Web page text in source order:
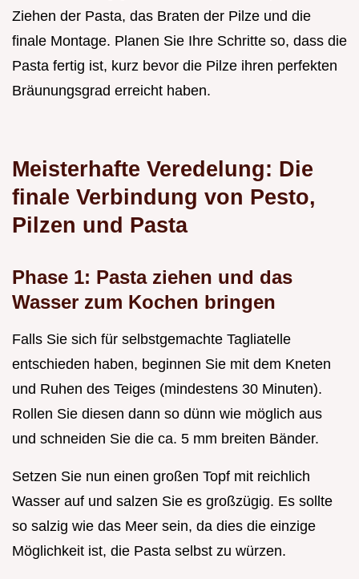
Ziehen der Pasta, das Braten der Pilze und die
finale Montage. Planen Sie Ihre Schritte so, dass die
Pasta fertig ist, kurz bevor die Pilze ihren perfekten
Bräunungsgrad erreicht haben.
Meisterhafte Veredelung: Die
finale Verbindung von Pesto,
Pilzen und Pasta
Phase 1: Pasta ziehen und das
Wasser zum Kochen bringen
Falls Sie sich für selbstgemachte Tagliatelle
entschieden haben, beginnen Sie mit dem Kneten
und Ruhen des Teiges (mindestens 30 Minuten).
Rollen Sie diesen dann so dünn wie möglich aus
und schneiden Sie die ca. 5 mm breiten Bänder.
Setzen Sie nun einen großen Topf mit reichlich
Wasser auf und salzen Sie es großzügig. Es sollte
so salzig wie das Meer sein, da dies die einzige
Möglichkeit ist, die Pasta selbst zu würzen.